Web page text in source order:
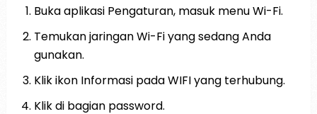
Buka aplikasi Pengaturan, masuk menu Wi-Fi.
Temukan jaringan Wi-Fi yang sedang Anda
gunakan.
Klik ikon Informasi pada WIFI yang terhubung.
Klik di bagian password.